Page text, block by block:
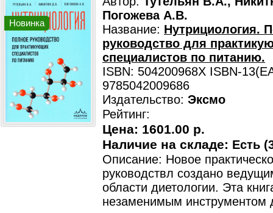
Новинка
Погожева А.В.
Название: Нутрициология.
руководство для
специалистов по питанию.
ISBN: 504200968X ISBN-
9785042009686
Издательство: Эксмо
Рейтинг:
Цена: 1601.00 р.
Наличие на складе: Есть
Описание: Новое
руководствл создано
области диетологии. Эта
незаменимым инструментом